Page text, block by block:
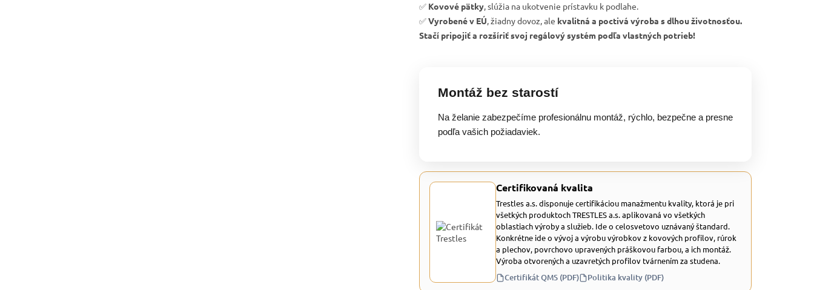
✅ Kovové pätky, slúžia na ukotvenie prístavku k podlahe.
✅Vyrobené v EÚ, žiadny dovoz, ale kvalitná a poctivá výroba s dlhou životnosťou.
Stačí pripojiť a rozšíriť svoj regálový systém podľa vlastných potrieb!
Montáž bez starostí
Na želanie zabezpečíme profesionálnu montáž, rýchlo, bezpečne a presne
podľa vašich požiadaviek.
Certifikovaná kvalita
Trestles a.s. disponuje certifikáciou manažmentu kvality, ktorá je pri
všetkých produktoch TRESTLES a.s. aplikovaná vo všetkých
oblastiach výroby a služieb. Ide o celosvetovo uznávaný štandard.
Konkrétne ide o vývoj a výrobu výrobkov z kovových profilov, rúrok
a plechov, povrchovo upravených práškovou farbou, a ich montáž.
Výroba otvorených a uzavretých profilov tvárnením za studena.
Certifikát QMS (PDF) Politika kvality (PDF)